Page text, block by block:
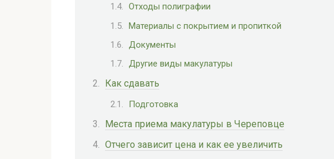
Отходы полиграфии
Материалы с покрытием и пропиткой
Документы
Другие виды макулатуры
Как сдавать
Подготовка
Места приема макулатуры в Череповце
Отчего зависит цена и как ее увеличить